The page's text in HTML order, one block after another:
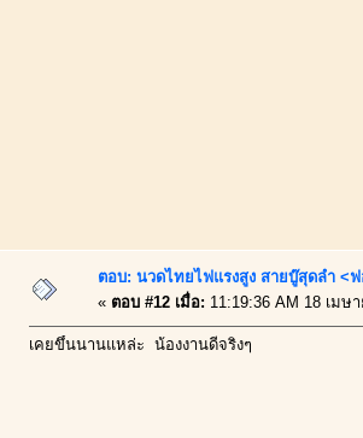
ตอบ: นวดไทยไฟแรงสูง สายบู๊สุดลำ <ฟ
« ตอบ #12 เมื่อ: 11:19:36 AM 18 เมษ
เคยขึ้นนานแหล่ะ น้องงานดีจริงๆ